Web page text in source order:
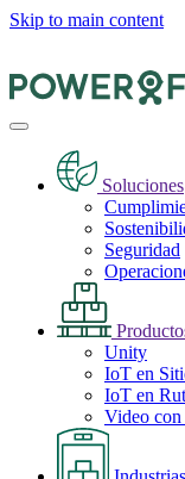
Skip to main content
Soluciones
Seguridad
Unity
IoT en
IoT en
Video